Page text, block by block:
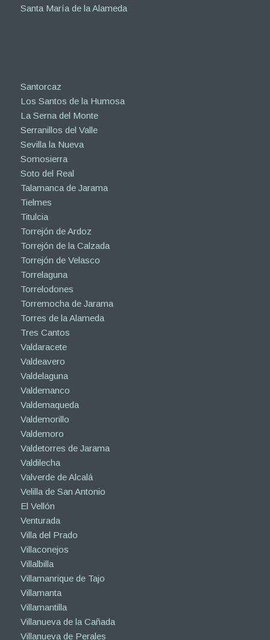
Santa María de la Alameda
Santorcaz
Los Santos de la Humosa
La Serna del Monte
Serranillos del Valle
Sevilla la Nueva
Somosierra
Soto del Real
Talamanca de Jarama
Tielmes
Titulcia
Torrejón de Ardoz
Torrejón de la Calzada
Torrejón de Velasco
Torrelaguna
Torrelodones
Torremocha de Jarama
Torres de la Alameda
Tres Cantos
Valdaracete
Valdeavero
Valdelaguna
Valdemanco
Valdemaqueda
Valdemorillo
Valdemoro
Valdetorres de Jarama
Valdilecha
Valverde de Alcalá
Velilla de San Antonio
El Vellón
Venturada
Villa del Prado
Villaconejos
Villalbilla
Villamanrique de Tajo
Villamanta
Villamantilla
Villanueva de la Cañada
Villanueva de Perales